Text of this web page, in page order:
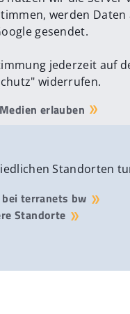
werden Daten
gesendet.
jederzeit auf
widerrufen.
erlauben
Standorten
terranets bw
Standorte